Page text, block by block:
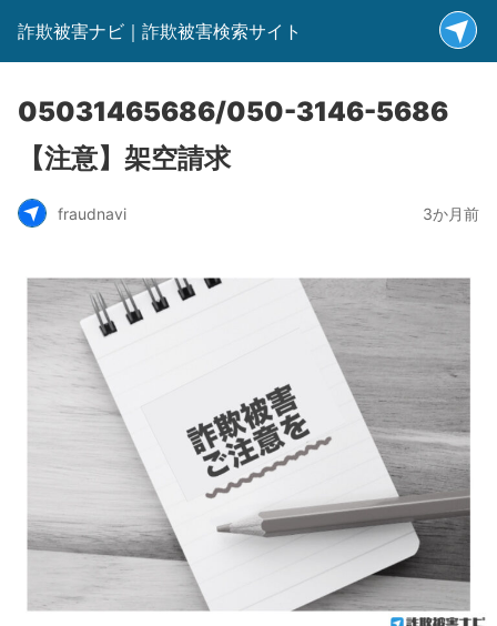
詐欺被害ナビ｜詐欺被害検索サイト
05031465686/050-3146-5686
【注意】架空請求
fraudnavi 3か月前